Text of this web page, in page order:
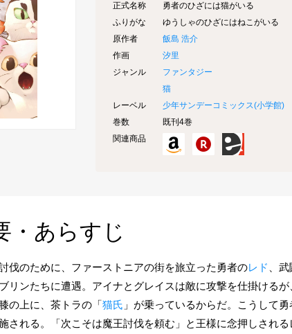
正式名称
勇者のひざには猫がいる
ふりがな
ゆうしゃのひざにはねこがいる
原作者
飯島 浩介
作画
汐里
ジャンル
ファンタジー
猫
レーベル
少年サンデーコミックス(小学館)
巻数
既刊4巻
関連商品
・あらすじ
伐のために、ファーストニアの街を旅立った勇者のレド 、
リンたちに遭遇。アイナとグレイスは敵に攻撃を仕掛ける
の上に、茶トラの「猫氏 」が乗っているからだ。こうして
される。「次こそは魔王討伐を頼む」と王様に念押しされ